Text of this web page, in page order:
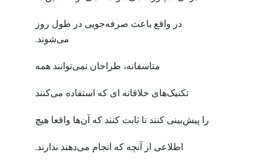
در واقع باعث صرفه‌جویی در طول روز
می‌شوند.
متاسفانه، طراحان نمی‌توانند همه
تکنیک‌های خلاقانه ای که استفاده می‌کنند
را پیش‌بینی کنند تا ثابت کنند که آن‌ها واقعا هیچ
اطلاعی از آنچه که انجام می‌دهند ندارند.